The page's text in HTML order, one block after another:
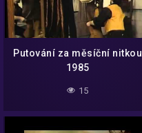
Putování za měsíční nitkou
1985
15